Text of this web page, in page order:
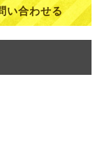
い合わせる